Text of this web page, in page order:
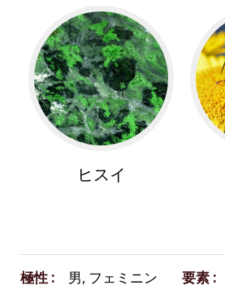
ヒスイ
極性 男, フェミニン 要素